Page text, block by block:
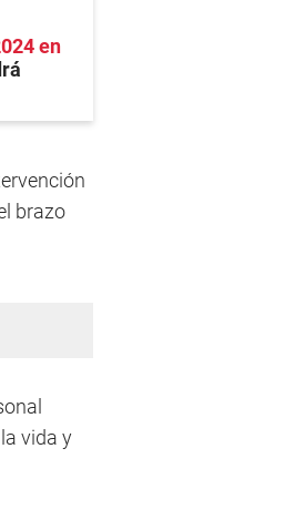
en
brazo
vida y